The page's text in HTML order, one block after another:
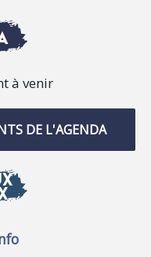
à venir
DE L'AGENDA